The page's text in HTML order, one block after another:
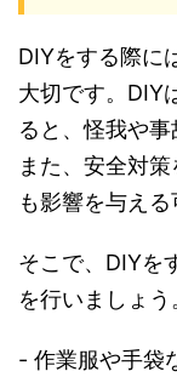
DIYをする際に
大切です。DIY
ると、怪我や事
また、安全対
も影響を与える
そこで、DIYを
を行いましょう
- 作業服や手袋